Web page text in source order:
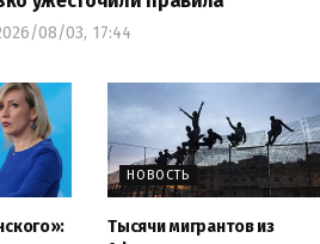
08/03, 17:44
НОВОСТЬ
Тысячи мигрантов из